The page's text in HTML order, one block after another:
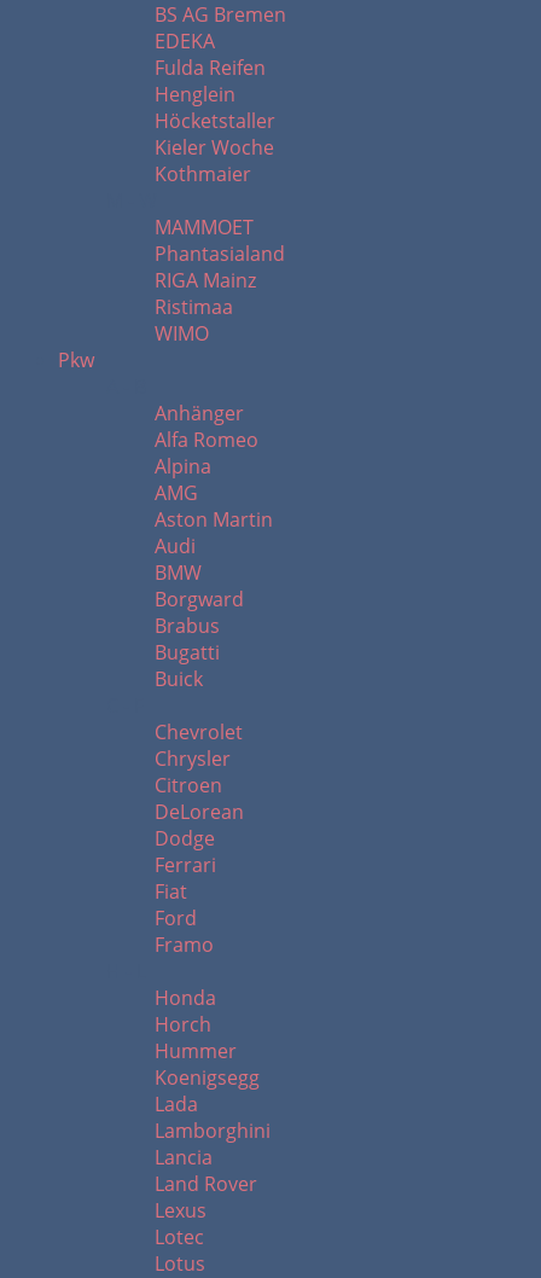
BS AG Bremen
EDEKA
Fulda Reifen
Henglein
Höcketstaller
Kieler Woche
Kothmaier
MAMMOET
Phantasialand
RIGA Mainz
Ristimaa
WIMO
Pkw
Anhänger
Alfa Romeo
Alpina
AMG
Aston Martin
Audi
BMW
Borgward
Brabus
Bugatti
Buick
Chevrolet
Chrysler
Citroen
DeLorean
Dodge
Ferrari
Fiat
Ford
Framo
Honda
Horch
Hummer
Koenigsegg
Lada
Lamborghini
Lancia
Land Rover
Lexus
Lotec
Lotus